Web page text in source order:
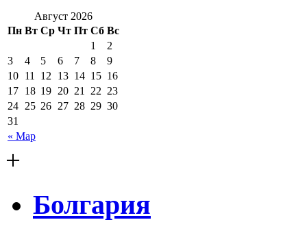
Август 2026
Пн Вт Ср Чт Пт Сб Вс
« Мар
1
2
3
4 5 6 7 8
9
10 11 12 13 14 15 16
17 18 19 20 21 22 23
24 25 26 27 28 29 30
31
+
Болгария